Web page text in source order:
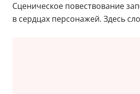
Сценическое повествование
в сердцах персонажей. Здесь